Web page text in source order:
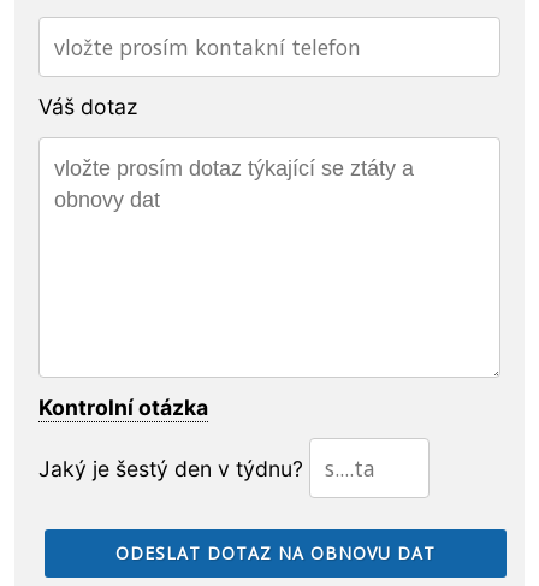
Váš dotaz
Kontrolní otázka
Jaký je šestý den v týdnu?